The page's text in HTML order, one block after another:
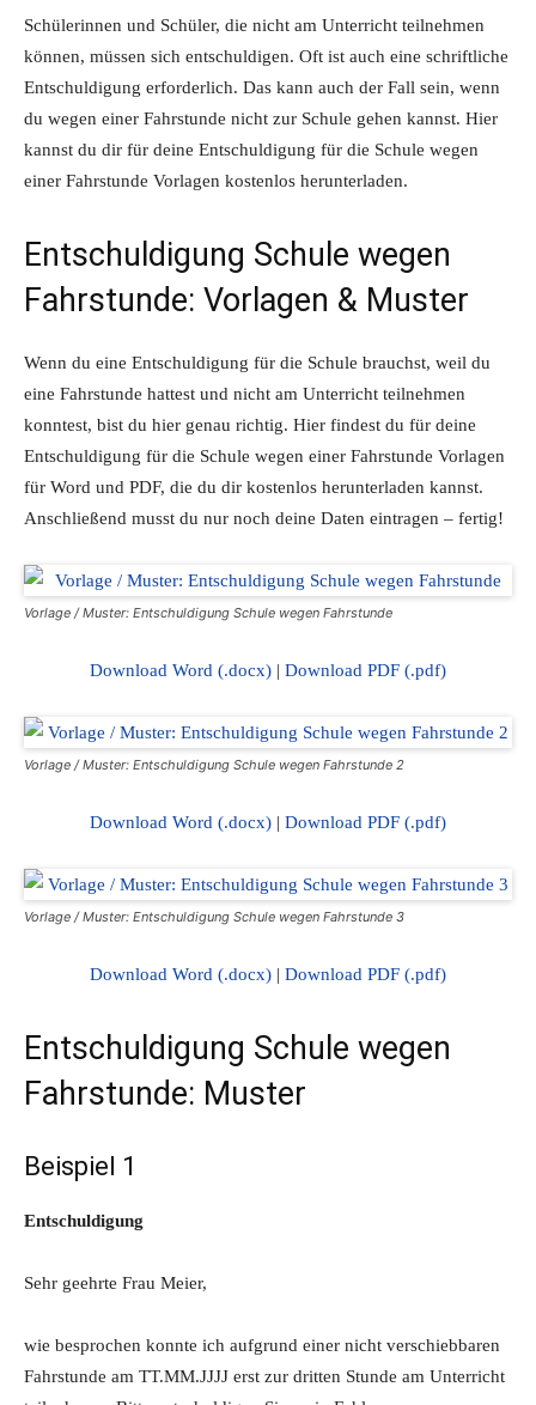
Schülerinnen und Schüler, die nicht am Unterricht teilnehmen
können, müssen sich entschuldigen. Oft ist auch eine schriftliche
Entschuldigung erforderlich. Das kann auch der Fall sein, wenn
du wegen einer Fahrstunde nicht zur Schule gehen kannst. Hier
kannst du dir für deine Entschuldigung für die Schule wegen
einer Fahrstunde Vorlagen kostenlos herunterladen.
Entschuldigung Schule wegen
Fahrstunde: Vorlagen & Muster
Wenn du eine Entschuldigung für die Schule brauchst, weil du
eine Fahrstunde hattest und nicht am Unterricht teilnehmen
konntest, bist du hier genau richtig. Hier findest du für deine
Entschuldigung für die Schule wegen einer Fahrstunde Vorlagen
für Word und PDF, die du dir kostenlos herunterladen kannst.
Anschließend musst du nur noch deine Daten eintragen – fertig!
Vorlage / Muster: Entschuldigung Schule wegen Fahrstunde
Download Word (.docx) | Download PDF (.pdf)
Vorlage / Muster: Entschuldigung Schule wegen Fahrstunde 2
Download Word (.docx) | Download PDF (.pdf)
Vorlage / Muster: Entschuldigung Schule wegen Fahrstunde 3
Download Word (.docx) | Download PDF (.pdf)
Entschuldigung Schule wegen
Fahrstunde: Muster
Beispiel 1
Entschuldigung
Sehr geehrte Frau Meier,
wie besprochen konnte ich aufgrund einer nicht verschiebbaren
Fahrstunde am TT.MM.JJJJ erst zur dritten Stunde am Unterricht